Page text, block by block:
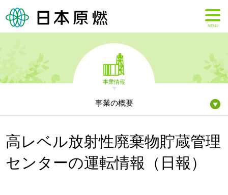
MENU
事業情報
事業の概要
高レベル放射性廃棄物貯蔵管理
センターの運転情報（日報）